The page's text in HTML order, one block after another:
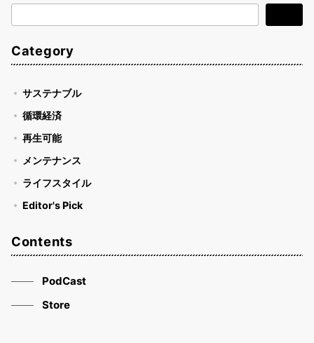
索
Category
サステナブル
循環経済
再生可能
メンテナンス
ライフスタイル
Editor's Pick
Contents
PodCast
Store